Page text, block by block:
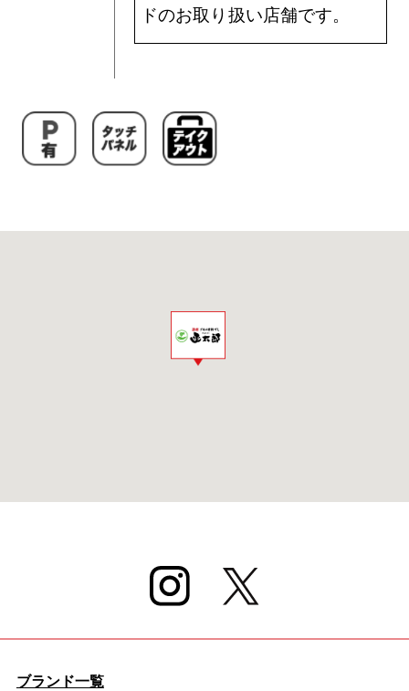
ドのお取り扱い店舗です。
ブランド一覧